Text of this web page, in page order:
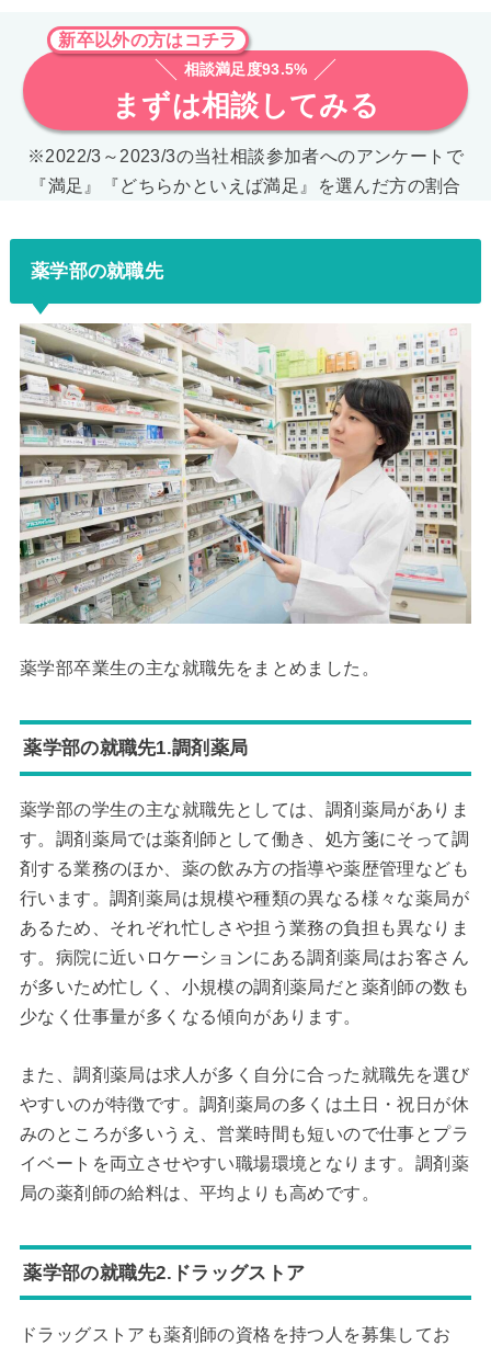
新卒以外の方はコチラ
相談満足度93.5%
まずは相談してみる
※2022/3～2023/3の当社相談参加者へのアンケートで
『満足』『どちらかといえば満足』を選んだ方の割合
薬学部の就職先
薬学部卒業生の主な就職先をまとめました。
薬学部の就職先1.調剤薬局
薬学部の学生の主な就職先としては、調剤薬局がありま
す。調剤薬局では薬剤師として働き、処方箋にそって調
剤する業務のほか、薬の飲み方の指導や薬歴管理なども
行います。調剤薬局は規模や種類の異なる様々な薬局が
あるため、それぞれ忙しさや担う業務の負担も異なりま
す。病院に近いロケーションにある調剤薬局はお客さん
が多いため忙しく、小規模の調剤薬局だと薬剤師の数も
少なく仕事量が多くなる傾向があります。
また、調剤薬局は求人が多く自分に合った就職先を選び
やすいのが特徴です。調剤薬局の多くは土日・祝日が休
みのところが多いうえ、営業時間も短いので仕事とプラ
イベートを両立させやすい職場環境となります。調剤薬
局の薬剤師の給料は、平均よりも高めです。
薬学部の就職先2.ドラッグストア
ドラッグストアも薬剤師の資格を持つ人を募集してお